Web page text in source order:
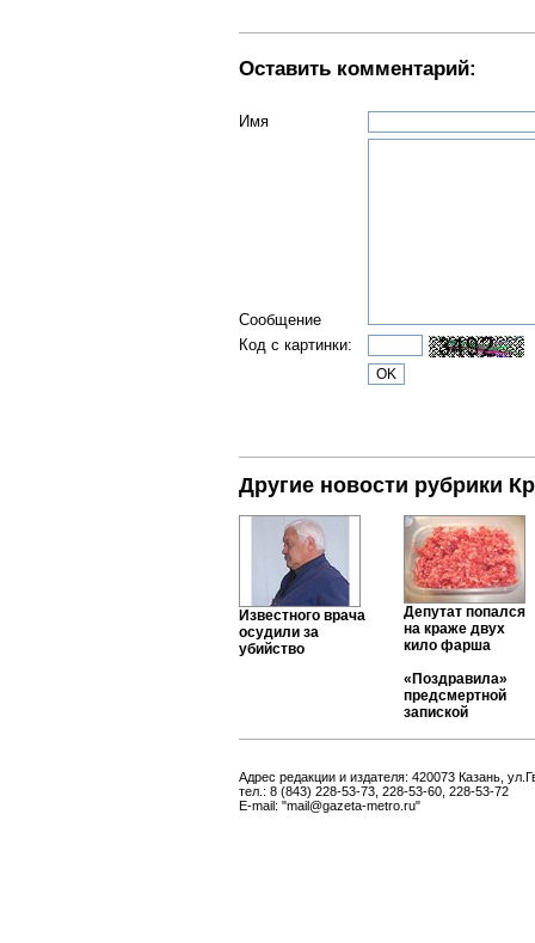
Оставить комментарий:
Имя
Сообщение
Код с картинки:
Другие новости рубрики
Известного врача
осудили за
убийство
Депутат попался
на краже двух
кило фарша
«Поздравила»
предсмертной
запиской
Адрес редакции и издателя: 420073 Казань,
тел.: 8 (843) 228-53-73, 228-53-60, 228-53-72
E-mail: "mail@gazeta-metro.ru"